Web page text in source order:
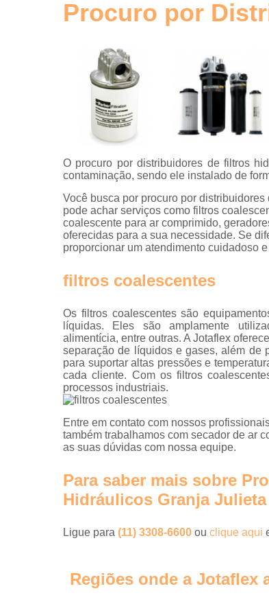
Procuro por
O procuro por distribuidores de filtros
contaminação, sendo ele instalado de
Você busca por procuro por
pode achar serviços como filtros
coalescente para ar comprimido,
oferecidas para a sua necessidade. Se
proporcionar um atendimento cuidadoso
filtros coalescentes
Os filtros coalescentes são
líquidas. Eles são amplamente
alimentícia, entre outras. A Jotaflex
separação de líquidos e gases, além de
para suportar altas pressões e
cada cliente. Com os filtros
processos industriais.
Entre em contato com nossos
também trabalhamos com secador de ar
as suas dúvidas com nossa equipe.
Para saber mais sobre
Hidráulicos Granja Julieta
Ligue para (11) 3308-6600 ou clique aqui
Regiões onde a Jotaflex